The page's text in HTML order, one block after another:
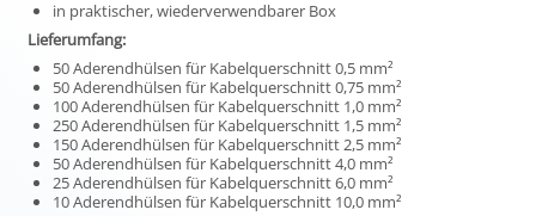
in praktischer, wiederverwendbarer Box
Lieferumfang:
50 Aderendhülsen für Kabelquerschnitt 0,5 mm²
50 Aderendhülsen für Kabelquerschnitt 0,75 mm²
100 Aderendhülsen für Kabelquerschnitt 1,0 mm²
250 Aderendhülsen für Kabelquerschnitt 1,5 mm²
150 Aderendhülsen für Kabelquerschnitt 2,5 mm²
50 Aderendhülsen für Kabelquerschnitt 4,0 mm²
25 Aderendhülsen für Kabelquerschnitt 6,0 mm²
10 Aderendhülsen für Kabelquerschnitt 10,0 mm²